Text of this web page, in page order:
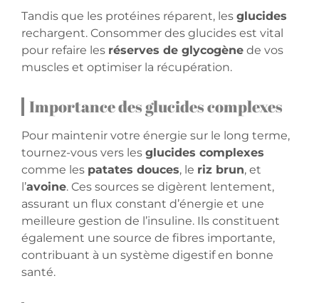
Tandis que les protéines réparent, les glucides
rechargent. Consommer des glucides est vital
pour refaire les réserves de glycogène de vos
muscles et optimiser la récupération.
Importance des glucides complexes
Pour maintenir votre énergie sur le long terme,
tournez-vous vers les glucides complexes
comme les patates douces, le riz brun, et
l’avoine. Ces sources se digèrent lentement,
assurant un flux constant d’énergie et une
meilleure gestion de l’insuline. Ils constituent
également une source de fibres importante,
contribuant à un système digestif en bonne
santé.